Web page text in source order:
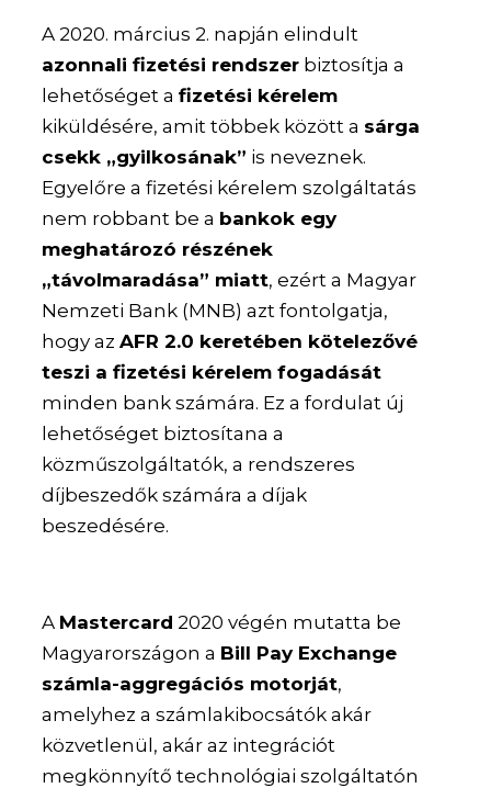
A 2020. március 2. napján elindult
azonnali fizetési rendszer biztosítja a
lehetőséget afizetési kérelem
kiküldésére, amit többek között a sárga
csekk „gyilkosának” is neveznek.
Egyelőre a fizetési kérelem szolgáltatás
nem robbant be a bankok egy
meghatározó részének
„távolmaradása” miatt, ezért a Magyar
Nemzeti Bank (MNB) azt fontolgatja,
hogy azAFR 2.0 keretében kötelezővé
teszi a fizetési kérelem fogadását
minden bank számára. Ez a fordulat új
lehetőséget biztosítana a
közműszolgáltatók, a rendszeres
díjbeszedők számára a díjak
beszedésére.
A Mastercard 2020 végén mutatta be
Magyarországon a Bill Pay Exchange
számla-aggregációs motorját,
amelyhez a számlakibocsátók akár
közvetlenül, akár az integrációt
megkönnyítő technológiai szolgáltatón